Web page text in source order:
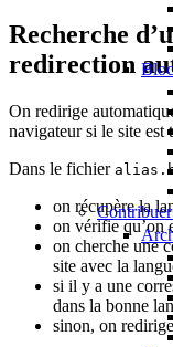
Recherche
redirection
On redirige
navigateur si le site est
Dans le fichier
on récupère la
on vérifie qu’on
on cherche une
site avec la
si il y a une
dans la bonne
sinon, on